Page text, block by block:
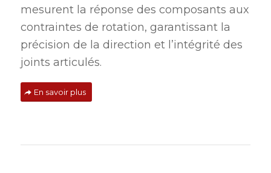
mesurent la réponse des composants aux
contraintes de rotation, garantissant la
précision de la direction et l’intégrité des
joints articulés.
En savoir plus